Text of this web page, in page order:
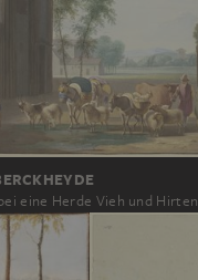
eine Herde Vieh und Hirten